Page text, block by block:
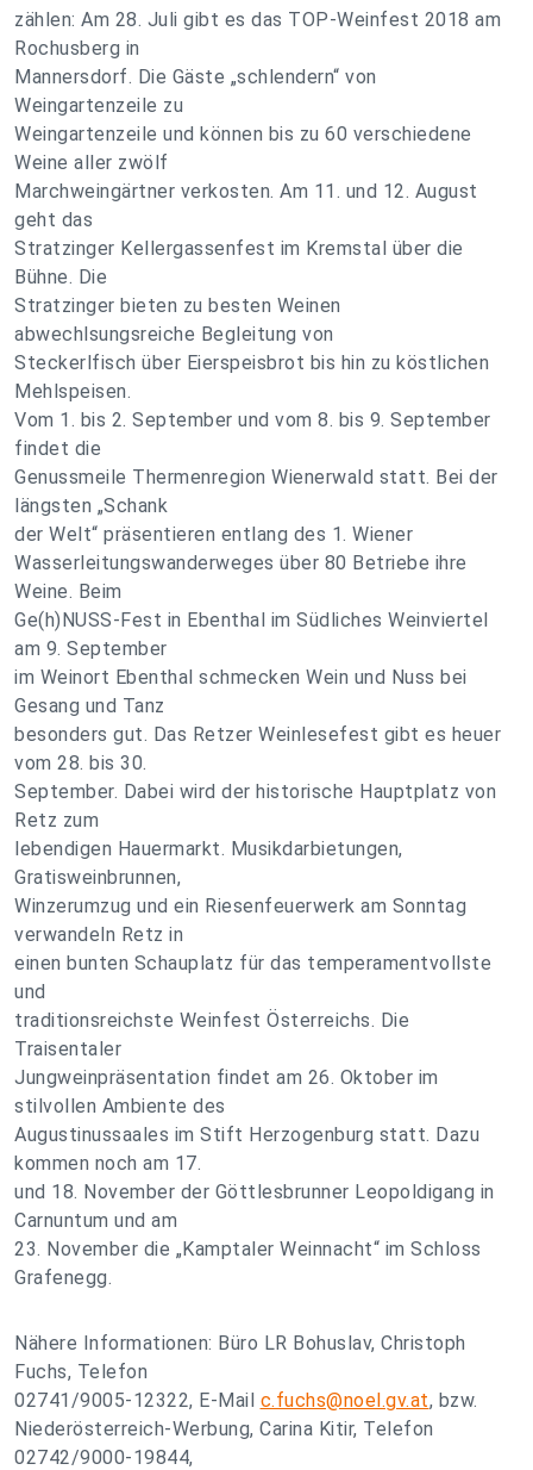
zählen: Am 28. Juli gibt es das TOP-Weinfest 2018 am
Rochusberg in
Mannersdorf. Die Gäste „schlendern“ von
Weingartenzeile zu
Weingartenzeile und können bis zu 60 verschiedene
Weine aller zwölf
Marchweingärtner verkosten. Am 11. und 12. August
geht das
Stratzinger Kellergassenfest im Kremstal über die
Bühne. Die
Stratzinger bieten zu besten Weinen
abwechlsungsreiche Begleitung von
Steckerlfisch über Eierspeisbrot bis hin zu köstlichen
Mehlspeisen.
Vom 1. bis 2. September und vom 8. bis 9. September
findet die
Genussmeile Thermenregion Wienerwald statt. Bei der
längsten „Schank
der Welt“ präsentieren entlang des 1. Wiener
Wasserleitungswanderweges über 80 Betriebe ihre
Weine. Beim
Ge(h)NUSS-Fest in Ebenthal im Südliches Weinviertel
am 9. September
im Weinort Ebenthal schmecken Wein und Nuss bei
Gesang und Tanz
besonders gut. Das Retzer Weinlesefest gibt es heuer
vom 28. bis 30.
September. Dabei wird der historische Hauptplatz von
Retz zum
lebendigen Hauermarkt. Musikdarbietungen,
Gratisweinbrunnen,
Winzerumzug und ein Riesenfeuerwerk am Sonntag
verwandeln Retz in
einen bunten Schauplatz für das temperamentvollste
und
traditionsreichste Weinfest Österreichs. Die
Traisentaler
Jungweinpräsentation findet am 26. Oktober im
stilvollen Ambiente des
Augustinussaales im Stift Herzogenburg statt. Dazu
kommen noch am 17.
und 18. November der Göttlesbrunner Leopoldigang in
Carnuntum und am
23. November die „Kamptaler Weinnacht“ im Schloss
Grafenegg.
Nähere Informationen: Büro LR Bohuslav, Christoph
Fuchs, Telefon
02741/9005-12322, E-Mail c.fuchs@noel.gv.at, bzw.
Niederösterreich-Werbung, Carina Kitir, Telefon
02742/9000-19844,